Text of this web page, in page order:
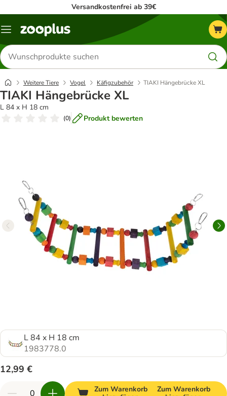
Versandkostenfrei ab 39€
Menü
Produkte
suchen
Weitere Tiere Vogel Käfigzubehör TIAKI Hängebrücke XL
TIAKI Hängebrücke XL
L 84 x H 18 cm
(0) Produkt bewerten
L 84 x H 18 cm
1983778.0
12,99 €
Zum Warenkorb
Zum Warenkorb